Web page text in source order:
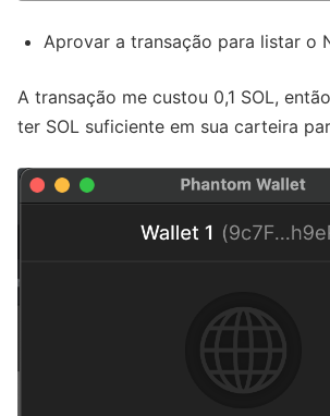
Aprovar a transação para listar o
A transação me custou 0,1 SOL,
ter SOL suficiente em sua carteira